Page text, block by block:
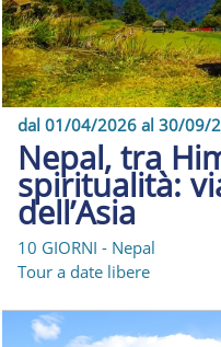
dal 01/04/2026 al 30/09/
Nepal, tra
spiritualità:
dell’Asia
10 GIORNI - Nepal
Tour a date libere